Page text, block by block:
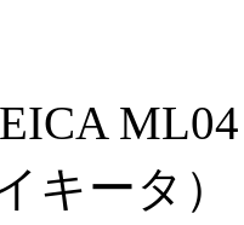
キータ）